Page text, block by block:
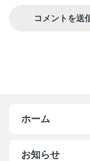
ホーム
お知らせ